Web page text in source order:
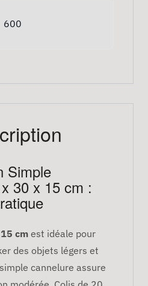
600
Simple
30 x 15 cm :
cm est idéale pour
des objets légers et
cannelure assure